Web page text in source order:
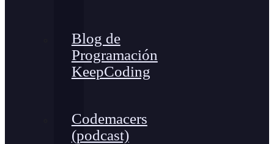
Blog de
Programación
KeepCoding
Codemacers
(podcast)